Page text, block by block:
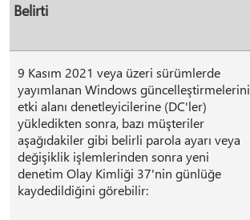
Belirti
9 Kasım 2021 veya üzeri sürümlerde
yayımlanan Windows güncelleştirmelerini
etki alanı denetleyicilerine (DC'ler)
yükledikten sonra, bazı müşteriler
aşağıdakiler gibi belirli parola ayarı veya
değişiklik işlemlerinden sonra yeni
denetim Olay Kimliği 37'nin günlüğe
kaydedildiğini görebilir: